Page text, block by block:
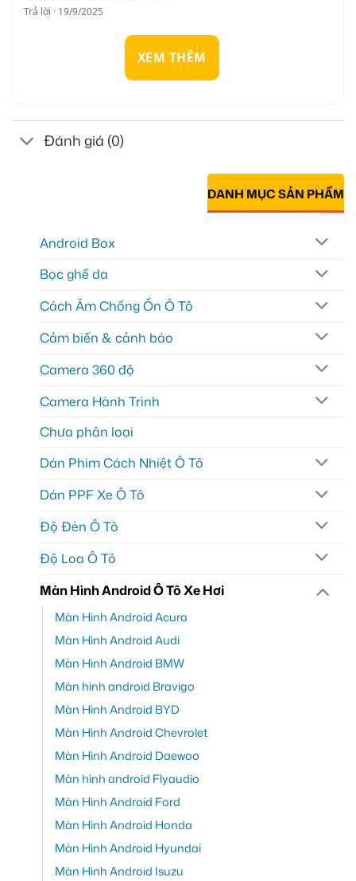
Trả lời · 19/9/2025
XEM THÊM
Đánh giá (0)
DANH MỤC SẢN PHẨM
Android Box
Bọc ghế da
Cách Âm Chống Ồn Ô Tô
Cảm biến & cảnh báo
Camera 360 độ
Camera Hành Trình
Chưa phân loại
Dán Phim Cách Nhiệt Ô Tô
Dán PPF Xe Ô Tô
Độ Đèn Ô Tô
Độ Loa Ô Tô
Màn Hình Android Ô Tô Xe Hơi
Màn Hình Android Acura
Màn Hình Android Audi
Màn Hình Android BMW
Màn hình android Bravigo
Màn Hình Android BYD
Màn Hình Android Chevrolet
Màn Hình Android Daewoo
Màn hình android Flyaudio
Màn Hình Android Ford
Màn Hình Android Honda
Màn Hình Android Hyundai
Màn Hình Android Isuzu